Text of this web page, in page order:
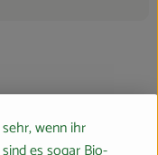
wenn ihr